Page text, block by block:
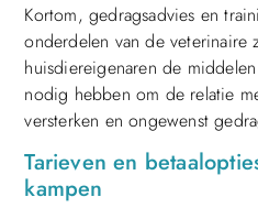
Kortom, gedragsadvies en
onderdelen van de
huisdiereigenaren de
nodig hebben om de relatie
versterken en ongewenst
Tarieven en
kampen